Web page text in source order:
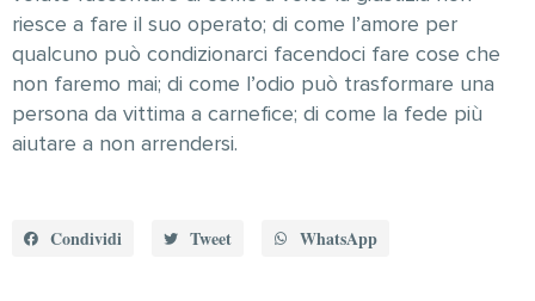
riesce a fare il suo operato; di come l’amore per
qualcuno può condizionarci facendoci fare cose che
non faremo mai; di come l’odio può trasformare una
persona da vittima a carnefice; di come la fede più
aiutare a non arrendersi.
Condividi Tweet WhatsApp